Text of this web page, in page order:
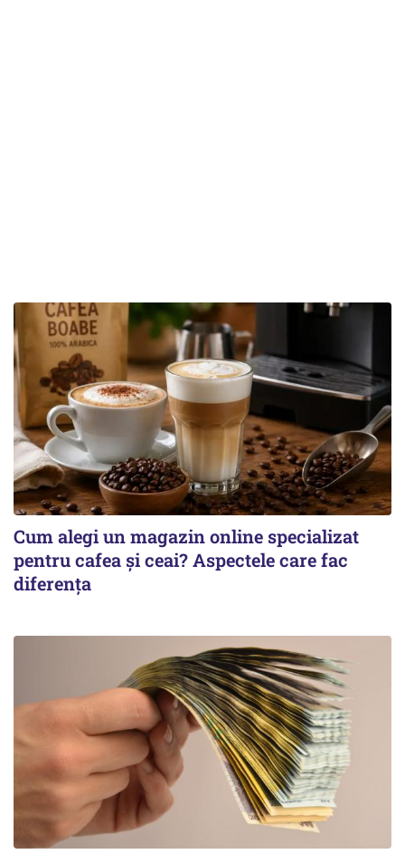
Cum alegi un magazin online specializat
pentru cafea și ceai? Aspectele care fac
diferența